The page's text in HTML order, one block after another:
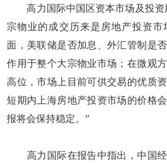
高力国际中国区资本市场及投资
宗物业的成交历来是房地产投资
面，美联储是否加息、外汇管制是
作用于整个大宗物业市场；在微观
高位，市场上目前可供交易的优质
短期内上海房地产投资市场的价格
报将会保持稳定。”
高力国际在报告中指出，中国经